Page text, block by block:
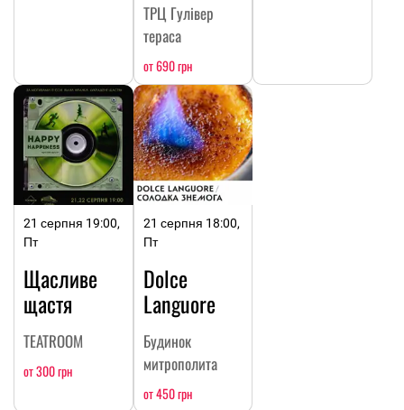
ТРЦ Гулівер
тераса
от 690 грн
21 серпня 19:00,
Пт
Щасливе
щастя
TEATROOM
от 300 грн
21 серпня 18:00,
Пт
Dolce
Languore
Будинок
митрополита
от 450 грн